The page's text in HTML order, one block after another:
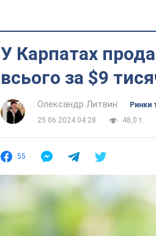
У Карпатах
всього за $9
Олександр Литвин
Ринки
25.06.2024 04:28
48,0 т.
55